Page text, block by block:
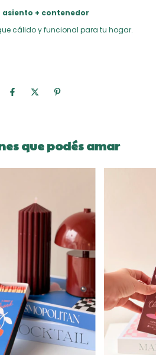
asiento + contenedor
cálido y funcional para tu hogar.
que podés amar